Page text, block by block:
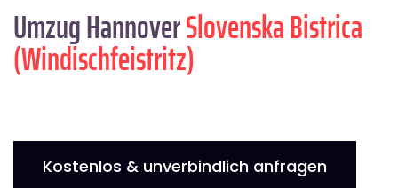
Umzug HannoverSlovenska Bistrica
(Windischfeistritz)
Kostenlos & unverbindlich anfragen